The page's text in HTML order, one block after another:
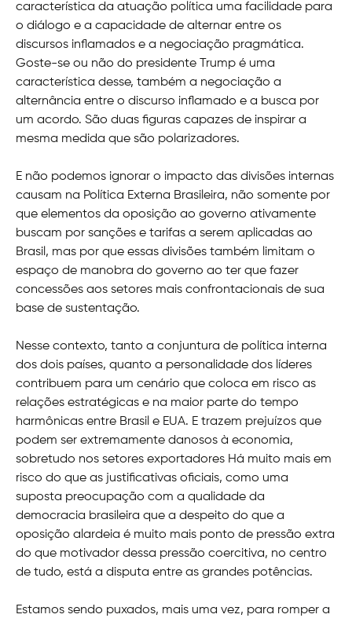
característica da atuação política uma facilidade para
o diálogo e a capacidade de alternar entre os
discursos inflamados e a negociação pragmática.
Goste-se ou não do presidente Trump é uma
característica desse, também a negociação a
alternância entre o discurso inflamado e a busca por
um acordo. São duas figuras capazes de inspirar a
mesma medida que são polarizadores.
E não podemos ignorar o impacto das divisões internas
causam na Política Externa Brasileira, não somente por
que elementos da oposição ao governo ativamente
buscam por sanções e tarifas a serem aplicadas ao
Brasil, mas por que essas divisões também limitam o
espaço de manobra do governo ao ter que fazer
concessões aos setores mais confrontacionais de sua
base de sustentação.
Nesse contexto, tanto a conjuntura de política interna
dos dois países, quanto a personalidade dos líderes
contribuem para um cenário que coloca em risco as
relações estratégicas e na maior parte do tempo
harmônicas entre Brasil e EUA. E trazem prejuízos que
podem ser extremamente danosos à economia,
sobretudo nos setores exportadores Há muito mais em
risco do que as justificativas oficiais, como uma
suposta preocupação com a qualidade da
democracia brasileira que a despeito do que a
oposição alardeia é muito mais ponto de pressão extra
do que motivador dessa pressão coercitiva, no centro
de tudo, está a disputa entre as grandes potências.
Estamos sendo puxados, mais uma vez, para romper a